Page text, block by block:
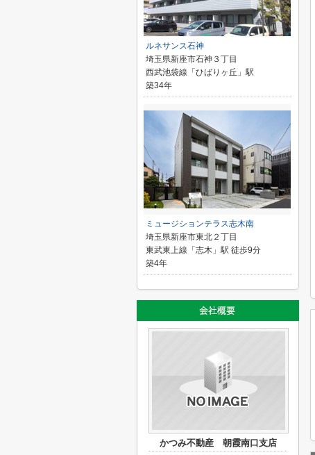
ルネサンス石神
埼玉県新座市石神３丁目
西武池袋線「ひばりヶ丘」駅
築34年
ミュージションテラス志木南
埼玉県新座市東北２丁目
東武東上線「志木」駅 徒歩9分
築4年
かつみ不動産 朝霞南口支店